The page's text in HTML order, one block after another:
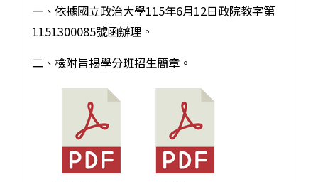
一、依據國立政治大學115年6月12日政院教字第
1151300085號函辦理。
二、檢附旨揭學分班招生簡章。